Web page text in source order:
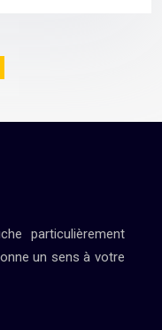
particulièrement
un sens à votre